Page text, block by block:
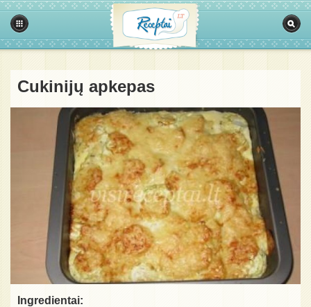
Cukinijų apkepas
Ingredientai: